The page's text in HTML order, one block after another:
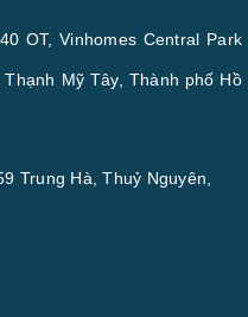
OT, Vinhomes Central Park
Mỹ Tây, Thành phố Hồ
Trung Hà, Thuỷ Nguyên,